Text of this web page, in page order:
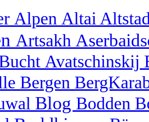
Alpen Altai
Artsakh
Avatschinskij
Bergen
Blog Bodden